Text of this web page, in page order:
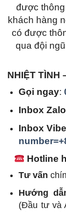
được
khách hàng
có được
qua đội
NHIỆT TÌNH
Gọi ngay:
Inbox
Inbox
Hotline
Tư vấn
Hướng
(Đầu tư và